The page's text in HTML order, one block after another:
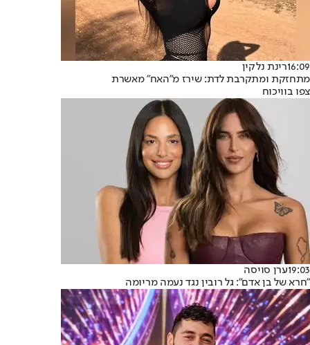
16:09רינת נלקין
מתחזקת ומתקרבת לדת: שירז מ"האח" מאשרת
צפו בוויכוח
19:03ערן סויסה
"חרא של בן אדם": גל רובין נגד נעמה מריומה